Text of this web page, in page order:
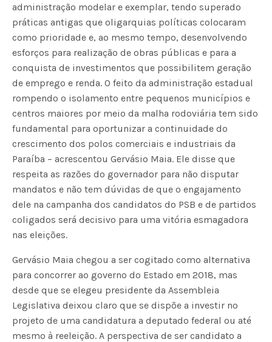
administração modelar e exemplar, tendo superado
práticas antigas que oligarquias políticas colocaram
como prioridade e, ao mesmo tempo, desenvolvendo
esforços para realização de obras públicas e para a
conquista de investimentos que possibilitem geração
de emprego e renda. O feito da administração estadual
rompendo o isolamento entre pequenos municípios e
centros maiores por meio da malha rodoviária tem sido
fundamental para oportunizar a continuidade do
crescimento dos polos comerciais e industriais da
Paraíba – acrescentou Gervásio Maia. Ele disse que
respeita as razões do governador para não disputar
mandatos e não tem dúvidas de que o engajamento
dele na campanha dos candidatos do PSB e de partidos
coligados será decisivo para uma vitória esmagadora
nas eleições.
Gervásio Maia chegou a ser cogitado como alternativa
para concorrer ao governo do Estado em 2018, mas
desde que se elegeu presidente da Assembleia
Legislativa deixou claro que se dispõe a investir no
projeto de uma candidatura a deputado federal ou até
mesmo à reeleição. A perspectiva de ser candidato a